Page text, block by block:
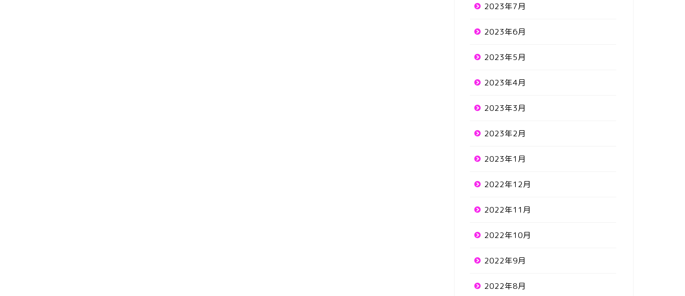
2023年7月
2023年6月
2023年5月
2023年4月
2023年3月
2023年2月
2023年1月
2022年12月
2022年11月
2022年10月
2022年9月
2022年8月